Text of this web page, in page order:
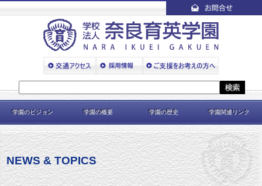
学園のビジョン 学園の概要 学園の歴史 学園関連リンク
NEWS & TOPICS